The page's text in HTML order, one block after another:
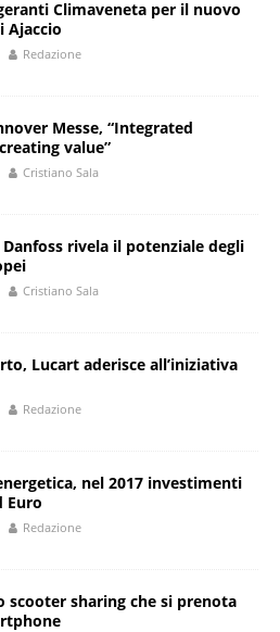
Climaveneta per il nuovo
Ajaccio
Redazione
Messe, “Integrated
value”
Cristiano Sala
rivela il potenziale degli
Cristiano Sala
Lucart aderisce all’iniziativa
Redazione
nel 2017 investimenti
Euro
Redazione
scooter sharing che si prenota